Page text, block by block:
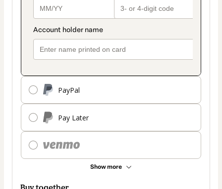
PayPal
Pay Later
Show more